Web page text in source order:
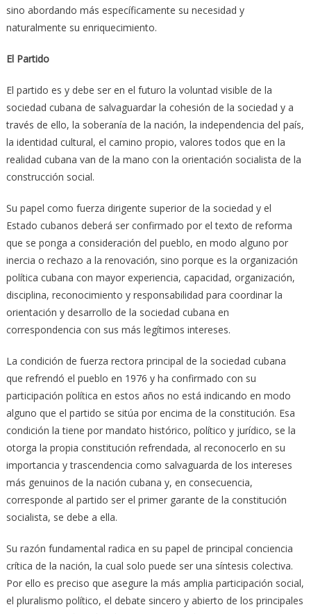
sino abordando más específicamente su necesidad y
naturalmente su enriquecimiento.
El Partido
El partido es y debe ser en el futuro la voluntad visible de la
sociedad cubana de salvaguardar la cohesión de la sociedad y a
través de ello, la soberanía de la nación, la independencia del país,
la identidad cultural, el camino propio, valores todos que en la
realidad cubana van de la mano con la orientación socialista de la
construcción social.
Su papel como fuerza dirigente superior de la sociedad y el
Estado cubanos deberá ser confirmado por el texto de reforma
que se ponga a consideración del pueblo, en modo alguno por
inercia o rechazo a la renovación, sino porque es la organización
política cubana con mayor experiencia, capacidad, organización,
disciplina, reconocimiento y responsabilidad para coordinar la
orientación y desarrollo de la sociedad cubana en
correspondencia con sus más legítimos intereses.
La condición de fuerza rectora principal de la sociedad cubana
que refrendó el pueblo en 1976 y ha confirmado con su
participación política en estos años no está indicando en modo
alguno que el partido se sitúa por encima de la constitución. Esa
condición la tiene por mandato histórico, político y jurídico, se la
otorga la propia constitución refrendada, al reconocerlo en su
importancia y trascendencia como salvaguarda de los intereses
más genuinos de la nación cubana y, en consecuencia,
corresponde al partido ser el primer garante de la constitución
socialista, se debe a ella.
Su razón fundamental radica en su papel de principal conciencia
crítica de la nación, la cual solo puede ser una síntesis colectiva.
Por ello es preciso que asegure la más amplia participación social,
el pluralismo político, el debate sincero y abierto de los principales